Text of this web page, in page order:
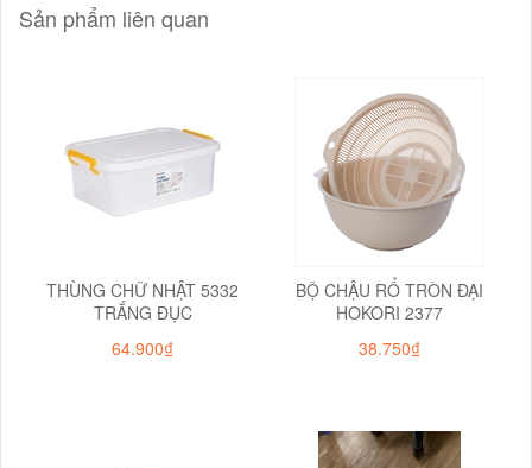
Sản phẩm liên quan
THÙNG CHỮ NHẬT 5332
TRẮNG ĐỤC
64.900₫
BỘ CHẬU RỔ TRÒN ĐẠI
HOKORI 2377
38.750₫